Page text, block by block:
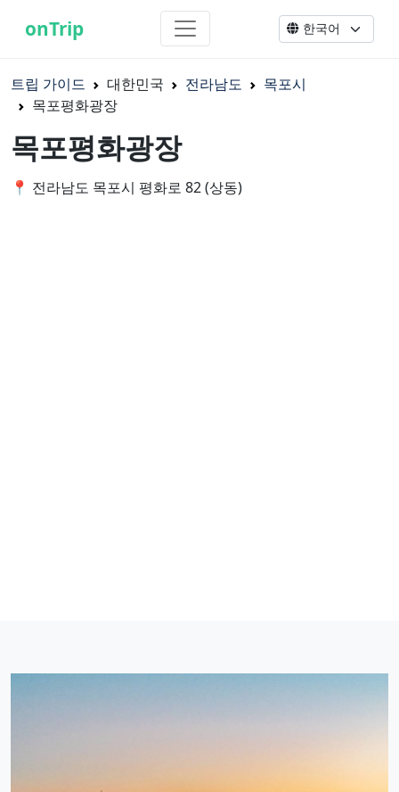
onTrip
트립 가이드 대한민국 전라남도
목포시
목포평화광장
목포평화광장
📍 전라남도 목포시 평화로 82 (상동)